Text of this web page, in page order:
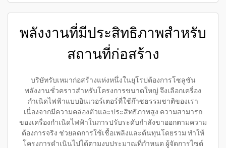
พลังงานที่มีประสิทธิภาพสำหรับ
สถานที่ก่อสร้าง
บริษัทรับเหมาก่อสร้างแห่งหนึ่งในยุโรปต้องการโซลูชัน
พลังงานชั่วคราวสำหรับโครงการขนาดใหญ่ จึงเลือกเครื่อง
กำเนิดไฟฟ้าแบบอินเวอร์เตอร์ที่ใช้ก๊าซธรรมชาติของเรา
เนื่องจากมีความคล่องตัวและประสิทธิภาพสูง ความสามารถ
ของเครื่องกำเนิดไฟฟ้าในการปรับระดับกำลังขาออกตามความ
ต้องการจริง ช่วยลดการใช้เชื้อเพลิงและต้นทุนโดยรวม ทำให้
โครงการดำเนินไปได้ตามงบประมาณที่กำหนด ผู้จัดการไซต์